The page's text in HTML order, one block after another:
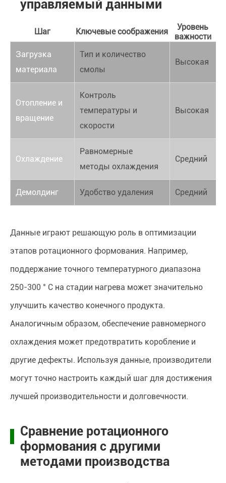
управляемый данными
Шаг Ключевые соображения
Уровень
важности
Загрузка
материала
Тип и количество
смолы
Высокая
Отопление и
вращение
Контроль
температуры и
скорости
Высокая
Охлаждение
Равномерные
методы охлаждения
Средний
Демолдинг Удобство удаления Средний
Данные играют решающую роль в оптимизации
этапов ротационного формования. Например,
поддержание точного температурного диапазона
250-300 ° C на стадии нагрева может значительно
улучшить качество конечного продукта.
Аналогичным образом, обеспечение равномерного
охлаждения может предотвратить коробление и
другие дефекты. Используя данные, производители
могут точно настроить каждый шаг для достижения
лучшей производительности и долговечности.
Сравнение ротационного
формования с другими
методами производства